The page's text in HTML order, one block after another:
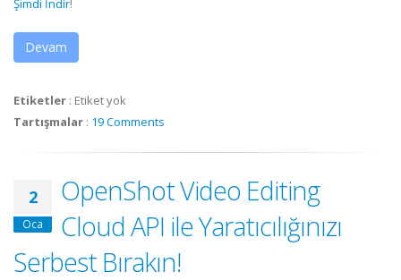
Şimdi İndir!
Devam
Etiketler : Etiket yok
Tartışmalar : 19 Comments
2
Oca
OpenShot Video Editing
Cloud API ile Yaratıcılığınızı
Serbest Bırakın!